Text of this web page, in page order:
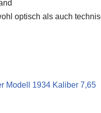
optisch als auch